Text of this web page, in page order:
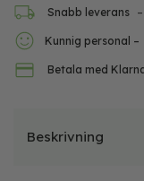
Snabb leverans
Kunnig personal –
Betala med
Beskrivning